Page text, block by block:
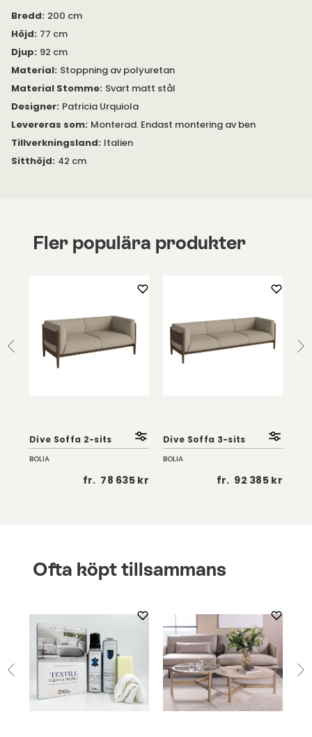
Vikt 58 kg.
Bredd: 200 cm
Höjd: 77 cm
Djup: 92 cm
Material: Stoppning av polyuretan
Material Stomme: Svart matt stål
Designer: Patricia Urquiola
Levereras som: Monterad. Endast montering av ben
Tillverkningsland: Italien
Sitthöjd: 42 cm
Fler populära produkter
Dive Soffa 2-sits
BOLIA
fr. 78 635 kr
Dive Soffa 3-sits
BOLIA
fr. 92 385 kr
Ofta köpt tillsammans